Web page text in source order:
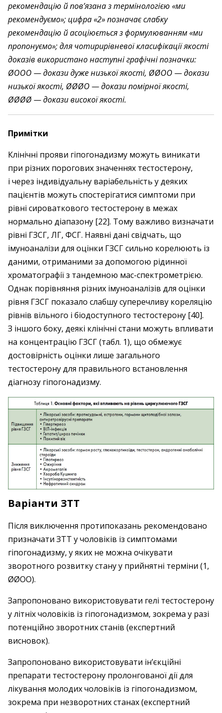
рекомендацію й пов’язана з термінологією «ми
рекомендуємо»; цифра «2» позначає слабку
рекомендацію й асоціюється з формулюванням «ми
пропонуємо»; для чотирирівневої класифікації якості
доказів використано наступні графічні позначки:
ØOOO — докази дуже низької якості, ØØOO — докази
низької якості, ØØØO — докази помірної якості,
ØØØØ — докази високої якості.
Примітки
Клінічні прояви гіпогонадизму можуть виникати
при різних порогових значеннях тестостерону,
і через індивідуальну варіабельність у деяких
пацієнтів можуть спостерігатися симптоми при
рівні сироваткового тестостерону в межах
нормально діапазону [22]. Тому важливо визначати
рівні ГЗСГ, ЛГ, ФСГ. Наявні дані свідчать, що
імуноаналізи для оцінки ГЗСГ сильно корелюють із
даними, отриманими за допомогою рідинної
хроматографії з тандемною мас-спектрометрією.
Однак порівняння різних імуноаналізів для оцінки
рівня ГЗСГ показало слабшу суперечливу кореляцію
рівнів вільного і біодоступного тестостерону [40].
З іншого боку, деякі клінічні стани можуть впливати
на концентрацію ГЗСГ (табл. 1), що обмежує
достовірність оцінки лише загального
тестостерону для правильного встановлення
діагнозу гіпогонадизму.
Варіанти ЗТТ
Після виключення протипоказань рекомендовано
призначати ЗТТ у чоловіків із симптомами
гіпогонадизму, у яких не можна очікувати
зворотного розвитку стану у прийнятні терміни (1,
ØØOO).
Запропоновано використовувати гелі тестостерону
у літніх чоловіків із гіпогонадизмом, зокрема у разі
потенційно зворотних станів (експертний
висновок).
Запропоновано використовувати ін’єкційні
препарати тестостерону пролонгованої дії для
лікування молодих чоловіків із гіпогонадизмом,
зокрема при незворотних станах (експертний